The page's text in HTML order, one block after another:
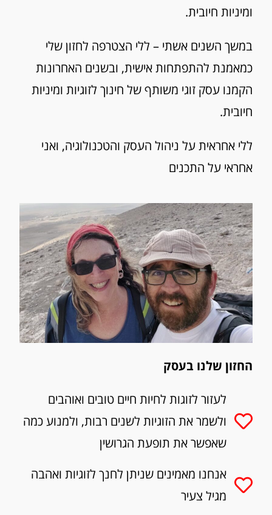
ומיניות חיובית.
במשך השנים אשתי – ללי הצטרפה לחזון שלי
כמאמנת להתפתחות אישית, ובשנים האחרונות
הקמנו עסק זוגי משותף של חינוך לזוגיות ומיניות
חיובית.
ללי אחראית על ניהול העסק והטכנולוגיה, ואני
אחראי על התכנים
החזון שלנו בעסק
לעזור לזוגות לחיות חיים טובים ואוהבים
ולשמר את הזוגיות לשנים רבות, ולמנוע כמה
שאפשר את תופעת הגרושין
אנחנו מאמינים שניתן לחנך לזוגיות ואהבה
מגיל צעיר